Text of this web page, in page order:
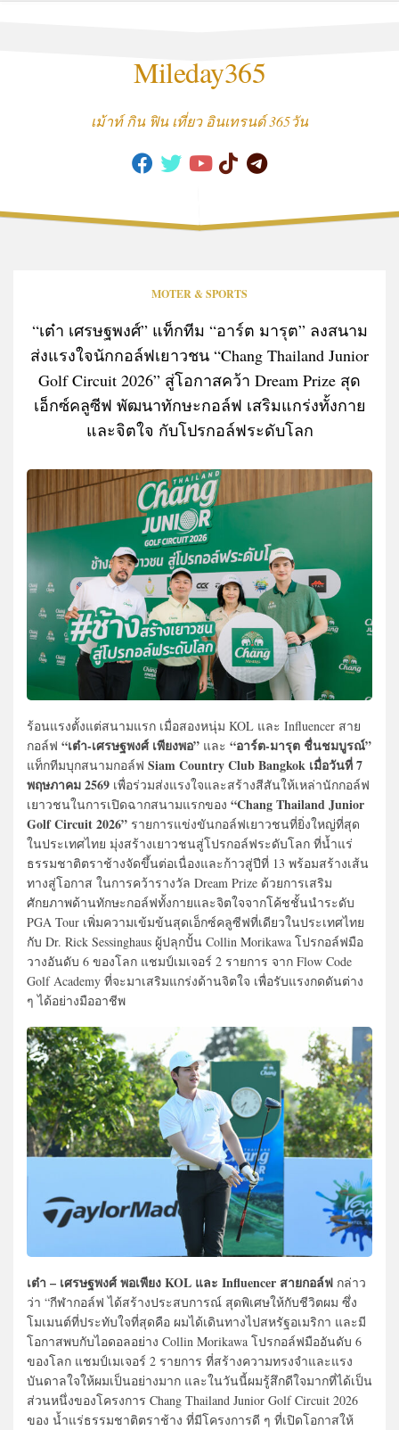
Mileday365
เม้าท์ กิน ฟิน เที่ยว อินเทรนด์ 365วัน
MOTER & SPORTS
“เต๋า เศรษฐพงศ์” แท็กทีม “อาร์ต มารุต” ลงสนาม
ส่งแรงใจนักกอล์ฟเยาวชน “Chang Thailand Junior
Golf Circuit 2026” สู่โอกาสคว้า Dream Prize สุด
เอ็กซ์คลูซีฟ พัฒนาทักษะกอล์ฟ เสริมแกร่งทั้งกาย
และจิตใจ กับโปรกอล์ฟระดับโลก
ร้อนแรงตั้งแต่สนามแรก เมื่อสองหนุ่ม KOL และ Influencer สาย
กอล์ฟ “เต๋า-เศรษฐพงศ์ เพียงพอ” และ “อาร์ต-มารุต ชื่นชมบูรณ์”
แท็กทีมบุกสนามกอล์ฟ Siam Country Club Bangkok เมื่อวันที่ 7
พฤษภาคม 2569 เพื่อร่วมส่งแรงใจและสร้างสีสันให้เหล่านักกอล์ฟ
เยาวชนในการเปิดฉากสนามแรกของ “Chang Thailand Junior
Golf Circuit 2026” รายการแข่งขันกอล์ฟเยาวชนที่ยิ่งใหญ่ที่สุด
ในประเทศไทย มุ่งสร้างเยาวชนสู่โปรกอล์ฟระดับโลก ที่น้ำแร่
ธรรมชาติตราช้างจัดขึ้นต่อเนื่องและก้าวสู่ปีที่ 13 พร้อมสร้างเส้น
ทางสู่โอกาส ในการคว้ารางวัล Dream Prize ด้วยการเสริม
ศักยภาพด้านทักษะกอล์ฟทั้งกายและจิตใจจากโค้ชชั้นนำระดับ
PGA Tour เพิ่มความเข้มข้นสุดเอ็กซ์คลูซีฟที่เดียวในประเทศไทย
กับ Dr. Rick Sessinghaus ผู้ปลุกปั้น Collin Morikawa โปรกอล์ฟมือ
วางอันดับ 6 ของโลก แชมป์เมเจอร์ 2 รายการ จาก Flow Code
Golf Academy ที่จะมาเสริมแกร่งด้านจิตใจ เพื่อรับแรงกดดันต่าง
ๆ ได้อย่างมืออาชีพ
เต๋า – เศรษฐพงศ์ พอเพียง KOL และ Influencer สายกอล์ฟ กล่าว
ว่า “กีฬากอล์ฟ ได้สร้างประสบการณ์ สุดพิเศษให้กับชีวิตผม ซึ่ง
โมเมนต์ที่ประทับใจที่สุดคือ ผมได้เดินทางไปสหรัฐอเมริกา และมี
โอกาสพบกับไอดอลอย่าง Collin Morikawa โปรกอล์ฟมืออันดับ 6
ของโลก แชมป์เมเจอร์ 2 รายการ ที่สร้างความทรงจำและแรง
บันดาลใจให้ผมเป็นอย่างมาก และในวันนี้ผมรู้สึกดีใจมากที่ได้เป็น
ส่วนหนึ่งของโครงการ Chang Thailand Junior Golf Circuit 2026
ของ น้ำแร่ธรรมชาติตราช้าง ที่มีโครงการดี ๆ ที่เปิดโอกาสให้